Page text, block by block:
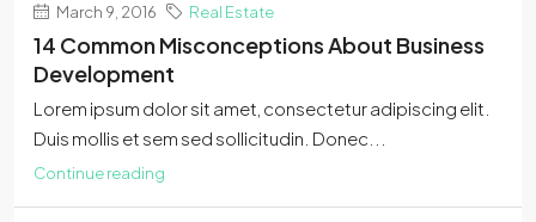
March 9, 2016 Real Estate
14 Common Misconceptions About Business
Development
Lorem ipsum dolor sit amet, consectetur adipiscing elit.
Duis mollis et sem sed sollicitudin. Donec...
Continue reading